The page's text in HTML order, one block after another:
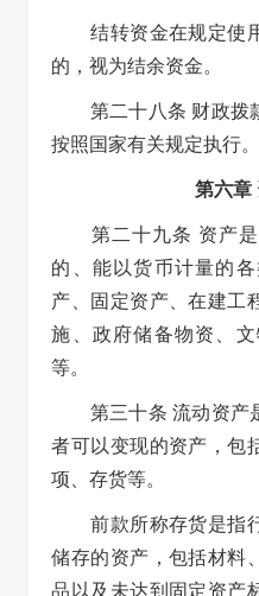
结转资金在规定使用
的，视为结余资金。
第二十八条 财政拨
按照国家有关规定执行。
第六章
第二十九条 资产是
的、能以货币计量的
产、固定资产、在建工
施、政府储备物资、
等。
第三十条 流动资产
者可以变现的资产，包
项、存货等。
前款所称存货是指行
储存的资产，包括材料
品以及未达到固定资产